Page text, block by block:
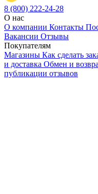
8 (800) 222-24-28
О нас
О компании Контакты
Вакансии Отзывы
Покупателям
Магазины Как сделать
и доставка Обмен и
публикации отзывов